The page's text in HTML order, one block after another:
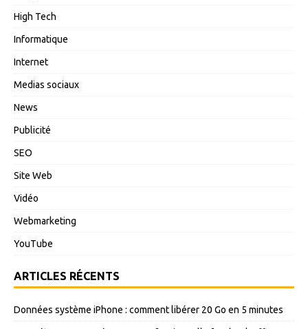
High Tech
Informatique
Internet
Medias sociaux
News
Publicité
SEO
Site Web
Vidéo
Webmarketing
YouTube
ARTICLES RÉCENTS
Données système iPhone : comment libérer 20 Go en 5 minutes